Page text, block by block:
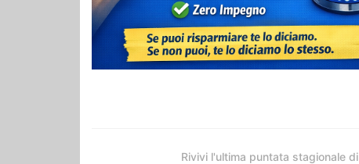
Rivivi l'ultima puntata stagionale di